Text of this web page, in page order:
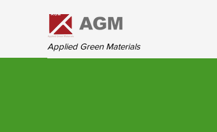
Applied Green Materials